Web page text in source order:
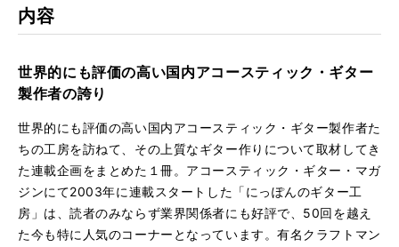
内容
世界的にも評価の高い国内アコースティック・ギター
製作者の誇り
世界的にも評価の高い国内アコースティック・ギター製作者た
ちの工房を訪ねて、その上質なギター作りについて取材してき
た連載企画をまとめた１冊。アコースティック・ギター・マガ
ジンにて2003年に連載スタートした「にっぽんのギター工
房」は、読者のみならず業界関係者にも好評で、50回を越え
た今も特に人気のコーナーとなっています。有名クラフトマン